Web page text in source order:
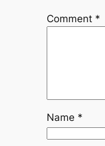
Comment *
Name *